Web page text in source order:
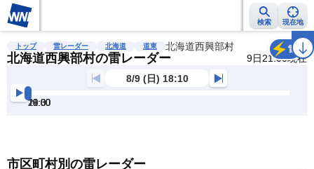
検索 現在地
雨雲レーダー 台風情報 地震情報 警報・注意報 2週間天気 ラ
トップ 雷レーダー 北海道 道東 北海道西興部村
北海道西興部村の雷レーダー 9日21:00現在
雷
8/9 (日) 18:10
18:30
19:00
19:30
20:00
20:30
21:00
市区町村別の雷レーダー